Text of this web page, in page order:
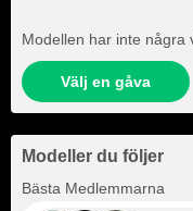
Modellen har inte några
Välj en gåva
Modeller du följer
Bästa Medlemmarna